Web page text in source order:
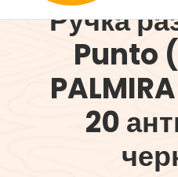
Ручка
Punto
20